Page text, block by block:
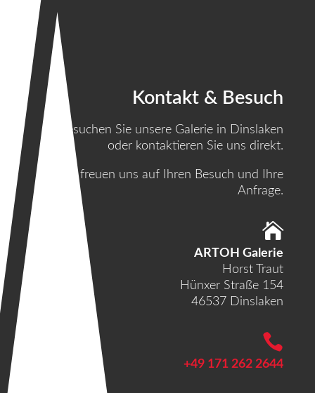
Kontakt & Besuch
Besuchen Sie unsere Galerie in Dinslaken
oder kontaktieren Sie uns direkt.
Wir freuen uns auf Ihren Besuch und Ihre
Anfrage.

ARTOH Galerie
Horst Traut
Hünxer Straße 154
46537 Dinslaken

+49 171 262 2644